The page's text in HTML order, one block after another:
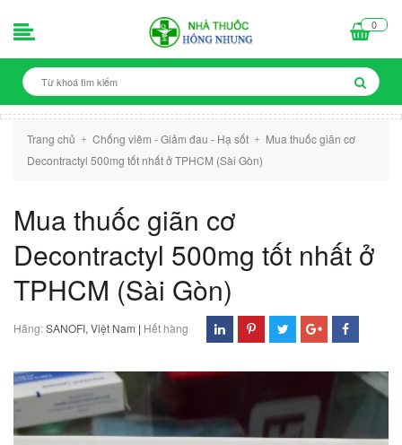
0
Trang chủ + Chống viêm - Giảm đau - Hạ sốt +
Mua thuốc giãn cơ
Decontractyl 500mg tốt nhất ở TPHCM (Sài Gòn)
Mua thuốc giãn cơ
Decontractyl 500mg tốt nhất ở
TPHCM (Sài Gòn)
Hãng:SANOFI, Việt Nam | Hết hàng